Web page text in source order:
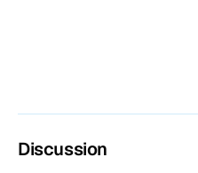
Discussion